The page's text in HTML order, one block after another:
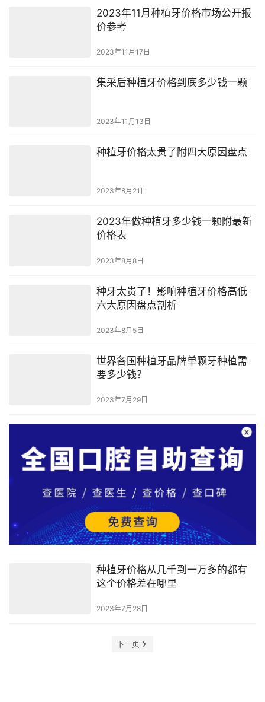
2023年11月种植牙价格市场公开报
价参考
2023年11月17日
集采后种植牙价格到底多少钱一颗
2023年11月13日
种植牙价格太贵了附四大原因盘点
2023年8月21日
2023年做种植牙多少钱一颗附最新
价格表
2023年8月8日
种牙太贵了！影响种植牙价格高低
六大原因盘点剖析
2023年8月5日
世界各国种植牙品牌单颗牙种植需
要多少钱？
2023年7月29日
种植牙价格从几千到一万多的都有
这个价格差在哪里
2023年7月28日
下一页